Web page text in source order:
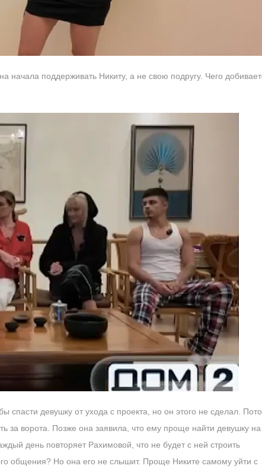
начала поддерживать Никиту, а не свою подругу. Чего
спасти девушку от ухода с проекта, но он этого не сделал.
за ворота. Позже она заявила, что ему проще найти девушку на
день повторяет Рахимовой, что не будет с ней строить
общения? Но она его не слышит. Проще Никите самому уйти с